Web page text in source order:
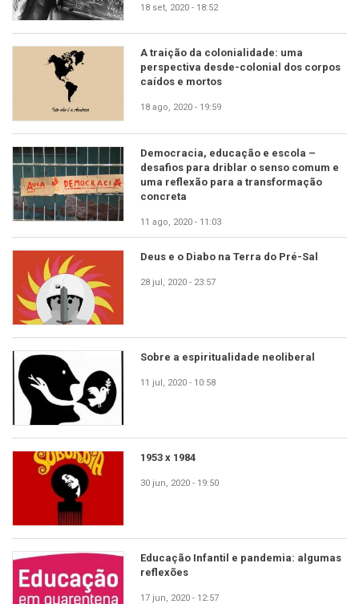
18 set, 2020 - 18:52
A traição da colonialidade: uma
perspectiva desde-colonial dos corpos
caídos e mortos
18 ago, 2020 - 19:59
Democracia, educação e escola –
desafios para driblar o senso comum e
uma reflexão para a transformação
concreta
11 ago, 2020 - 11:03
Deus e o Diabo na Terra do Pré-Sal
28 jul, 2020 - 23:57
Sobre a espiritualidade neoliberal
11 jul, 2020 - 10:58
1953 x 1984
30 jun, 2020 - 19:50
Educação Infantil e pandemia: algumas
reflexões
17 jun, 2020 - 12:57